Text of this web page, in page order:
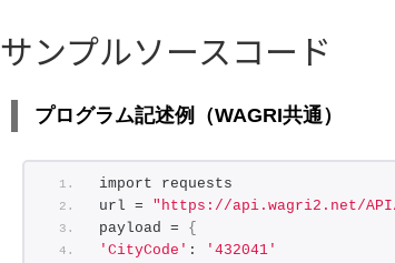
サンプルソースコード
プログラム記述例（WAGRI共通）
import requests
url = "https://api.wagri2.net/API/
payload = {
'CityCode' :
'432041'